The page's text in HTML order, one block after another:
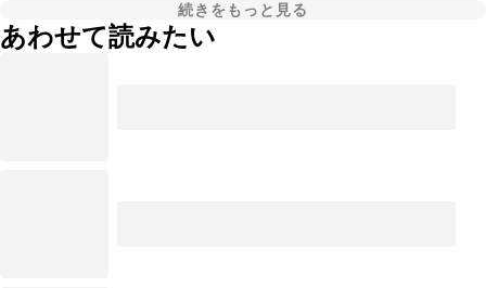
続きをもっと見る
あわせて読みたい